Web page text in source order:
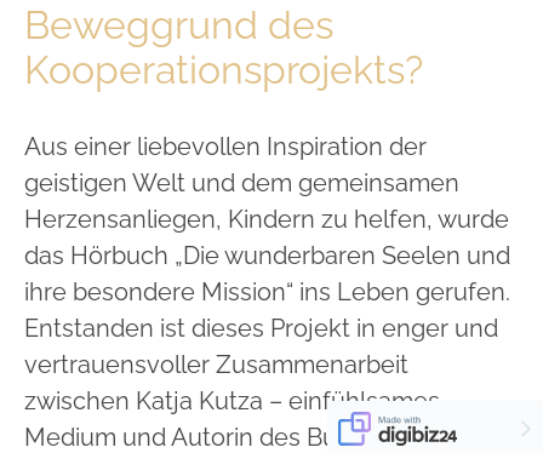
Beweggrund des
Kooperationsprojekts?
Aus einer liebevollen Inspiration der
geistigen Welt und dem gemeinsamen
Herzensanliegen, Kindern zu helfen, wurde
das Hörbuch „Die wunderbaren Seelen und
ihre besondere Mission“ ins Leben gerufen.
Entstanden ist dieses Projekt in enger und
vertrauensvoller Zusammenarbeit
zwischen Katja Kutza – einfühlsames
Medium und Autorin des Buches – und der